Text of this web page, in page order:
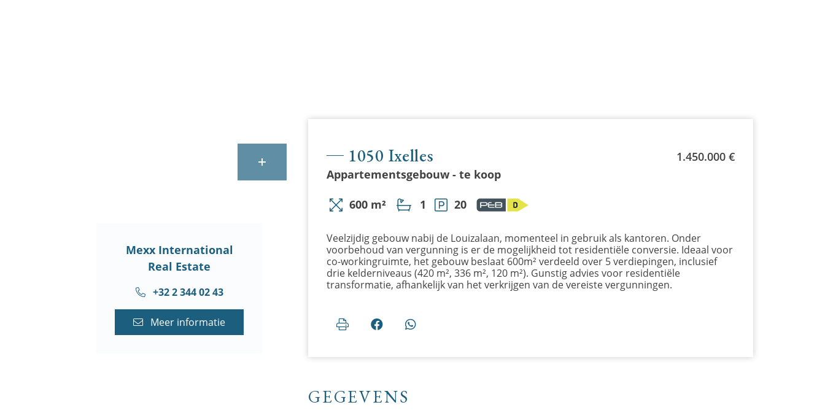
Mexx International
Real Estate
+32 2 344 02 43
Meer informatie
1050 Ixelles
1.450.000 €
Appartementsgebouw - te koop
600 m² 1 20
Veelzijdig gebouw nabij de Louizalaan, momenteel in gebruik als kantoren. Onder
voorbehoud van vergunning is er de mogelijkheid tot residentiële conversie. Ideaal voor
co-workingruimte, het gebouw beslaat 600m² verdeeld over 5 verdiepingen, inclusief
drie kelderniveaus (420 m², 336 m², 120 m²). Gunstig advies voor residentiële
transformatie, afhankelijk van het verkrijgen van de vereiste vergunningen.
GEGEVENS